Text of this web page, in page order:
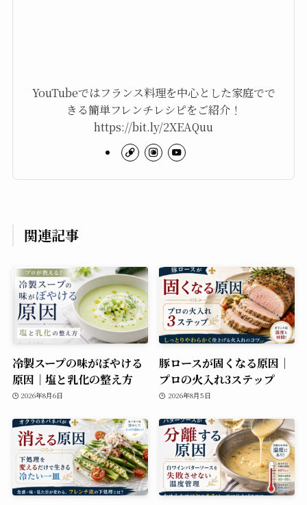
YouTubeではフランス料理を中心とした家庭でで
きる簡単フレンチレシピをご紹介！
https://bit.ly/2XEAQuu
関連記事
冷製スープの味がぼやける
原因｜塩と乳化の整え方
2026年8月6日
豚ロースが固くなる原因｜
プロの火入れ3ステップ
2026年8月5日